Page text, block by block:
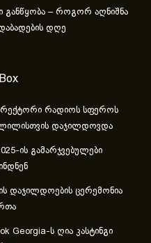
განწყობა – როგორ აღნიშნა
დაბადების დღე
რადიოს სფეროს
დაჯილდოვდა
ის გამარჯვებულები
დაჯილდოების ცერემონია
Georgia-ს ღია კასტინგი